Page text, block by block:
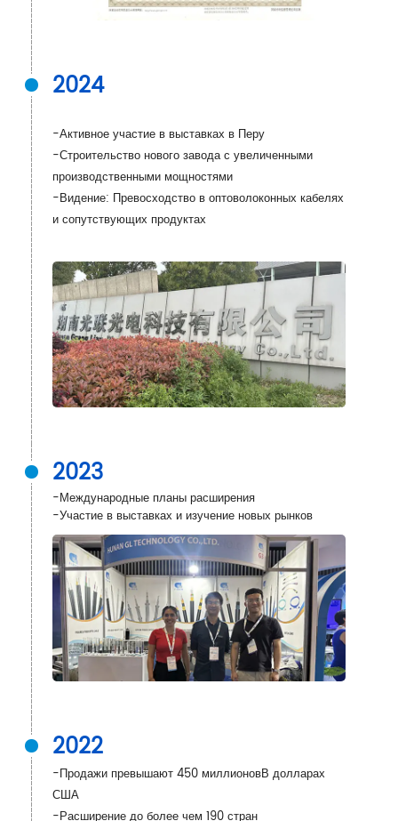
2024
-Активное участие в выставках в Перу
-Строительство нового завода с увеличенными
производственными мощностями
-Видение: Превосходство в оптоволоконных кабелях
и сопутствующих продуктах
2023
-Международные планы расширения
-Участие в выставках и изучение новых рынков
2022
-Продажи превышают 450 миллионовВ долларах
США